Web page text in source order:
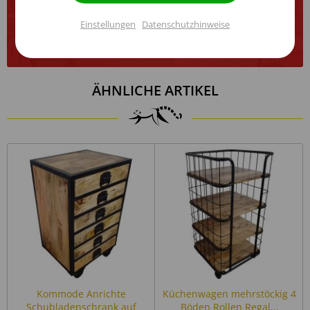
(Breite / Tiefe / Höhe) 45 x 55 x 90 cm.
Mangoholz gefertigt. Das Holz ist kombiniert mit
Metallelementen. Damit kann das Möbelstück in
unterschiedlichsten Räumen individuell eingesetzt
INDUSTRIAL DESIGN – dieser Echtholz Mehrzweckschrank
im Loft Design lässt sich mit vielen anderen Möbeln
exotischem Mangoholz.
STAURAUM – dieses Möbelstück besteht nur aus Korpus
und Schubkästen und bietet damit sehr viel Stauraum.
Die durchdachte Ordnung hilft alle verstauten
Gegenstände schnell wiederzufinden.
HANDGEFERTIGT – dieser Büroschrank mit
Schubladengriffe ist hochwertig verarbeitet und in
echter Handarbeit gefertigt. Er überzeugt mit seiner
Qualität und seinem Design.
Unsere Massivholzmöbel sind handgefertigt die Artikelbilder können
beispielhaft und deshalb in Form, Farbe und Größe minimal abweichen.
ÄHNLICHE ARTIKEL
Kommode Anrichte
Schubladenschrank auf
Küchenwagen mehrstöckig 4
Böden Rollen Regal...
Inaktiv
Einstellungen speichern
Einstellungen Datenschutzhinweise